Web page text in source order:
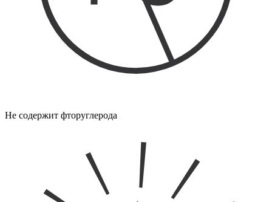
Не содержит фторуглерода